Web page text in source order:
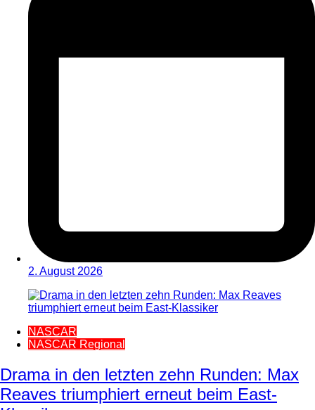
2. August 2026
NASCAR
NASCAR Regional
Drama in den letzten zehn Runden: Max
Reaves triumphiert erneut beim East-